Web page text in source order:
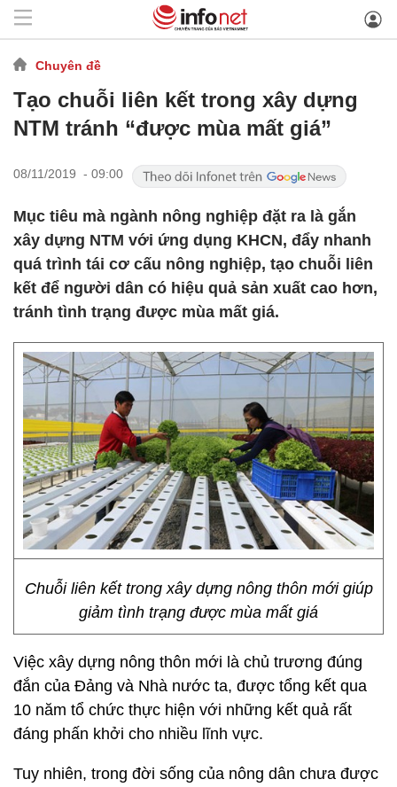
Chuyên đề
Tạo chuỗi liên kết trong xây dựng
NTM tránh “được mùa mất giá”
08/11/2019 - 09:00
Mục tiêu mà ngành nông nghiệp đặt ra là gắn
xây dựng NTM với ứng dụng KHCN, đẩy nhanh
quá trình tái cơ cấu nông nghiệp, tạo chuỗi liên
kết để người dân có hiệu quả sản xuất cao hơn,
tránh tình trạng được mùa mất giá.
Chuỗi liên kết trong xây dựng nông thôn mới giúp
giảm tình trạng được mùa mất giá
Việc xây dựng nông thôn mới là chủ trương đúng
đắn của Đảng và Nhà nước ta, được tổng kết qua
10 năm tổ chức thực hiện với những kết quả rất
đáng phấn khởi cho nhiều lĩnh vực.
Tuy nhiên, trong đời sống của nông dân chưa được